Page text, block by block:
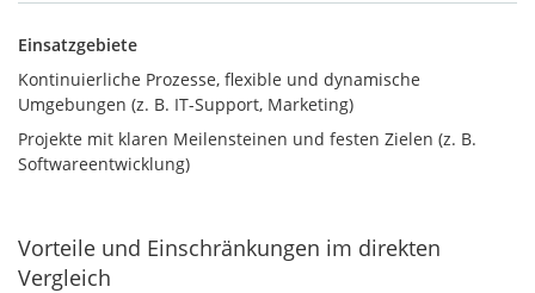
Einsatzgebiete
Kontinuierliche Prozesse, flexible und dynamische
Umgebungen (z. B. IT-Support, Marketing)
Projekte mit klaren Meilensteinen und festen Zielen (z. B.
Softwareentwicklung)
Vorteile und Einschränkungen im direkten
Vergleich